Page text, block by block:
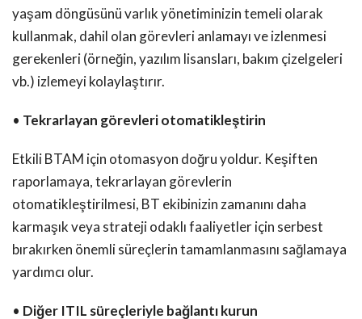
yaşam döngüsünü varlık yönetiminizin temeli olarak
kullanmak, dahil olan görevleri anlamayı ve izlenmesi
gerekenleri (örneğin, yazılım lisansları, bakım çizelgeleri
vb.) izlemeyi kolaylaştırır.
• Tekrarlayan görevleri otomatikleştirin
Etkili BTAM için otomasyon doğru yoldur. Keşiften
raporlamaya, tekrarlayan görevlerin
otomatikleştirilmesi, BT ekibinizin zamanını daha
karmaşık veya strateji odaklı faaliyetler için serbest
bırakırken önemli süreçlerin tamamlanmasını sağlamaya
yardımcı olur.
• Diğer ITIL süreçleriyle bağlantı kurun